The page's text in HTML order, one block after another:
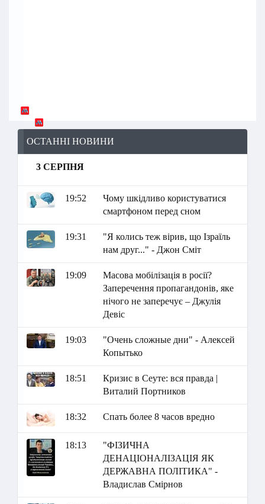
ОСТАННІ НОВИНИ
3 СЕРПНЯ
19:52
Чому шкідливо користуватися
смартфоном перед сном
19:31
"Я колись теж вірив, що Ізраїль
нам друг..." - Джон Сміт
19:09
Масова мобілізація в росії?
Заперечення пропагандонів, яке
нічого не заперечує – Джулія
Девіс
19:03
"Очень сложные дни" - Алексей
Копытько
18:51
Кризис в Сеуте: вся правда |
Виталий Портников
18:32 Спать более 8 часов вредно
18:13
"ФІЗИЧНА
ДЕНАЦІОНАЛІЗАЦІЯ ЯК
ДЕРЖАВНА ПОЛІТИКА" -
Владислав Смірнов